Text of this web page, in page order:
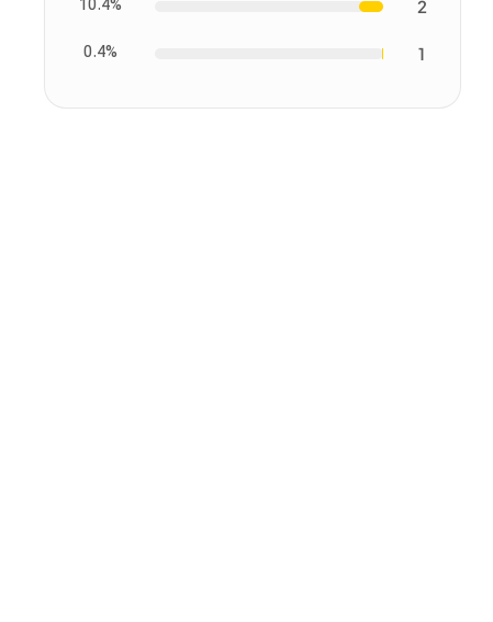
2
10.4%
1
0.4%